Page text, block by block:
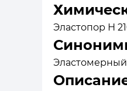
Эластопор Н
Эластомерный